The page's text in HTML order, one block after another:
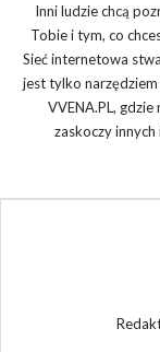
Inni ludzie chcą
Tobie i tym, co
Sieć internetowa
jest tylko narzędziem
VVENA.PL,
zaskoczy